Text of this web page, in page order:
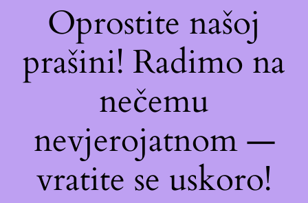
Oprostite našoj
prašini! Radimo na
nečemu
nevjerojatnom —
vratite se uskoro!